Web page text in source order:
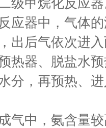
级甲烷化反应
器中，气体的
出后气依次进
热器、脱盐水
分，再预热、
中，氨含量较